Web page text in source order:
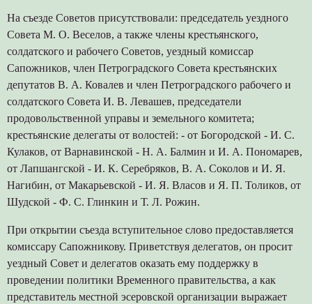
На съезде Советов присутствовали: председатель уездного
Совета М. О. Веселов, а также члены крестьянского,
солдатского и рабочего Советов, уездный комиссар
Сапожников, член Петроградского Совета крестьянских
депутатов В. А. Ковалев и член Петроградского рабочего и
солдатского Совета И. В. Левашев, председатели
продовольственной управы и земельного комитета;
крестьянские делегаты от волостей: - от Богородской - И. С.
Кулаков, от Варнавинской - Н. А. Балмин и И. А. Пономарев,
от Лапшангской - И. К. Серебряков, В. А. Соколов и И. Я.
Нагибин, от Макарьевской - И. Я. Власов и Я. П. Толиков, от
Шудской - Ф. С. Глинкин и Т. Л. Рожин.
При открытии съезда вступительное слово предоставляется
комиссару Сапожникову. Приветствуя делегатов, он просит
уездный Совет и делегатов оказать ему поддержку в
проведении политики Временного правительства, а как
представитель местной эсеровской организации выражает